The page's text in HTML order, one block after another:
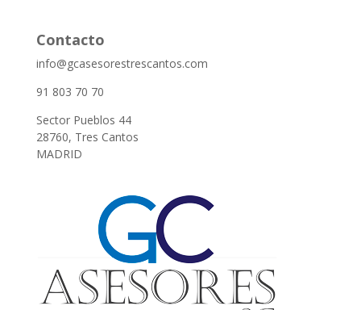
Contacto
info@gcasesorestrescantos.com
91 803 70 70
Sector Pueblos 44
28760, Tres Cantos
MADRID